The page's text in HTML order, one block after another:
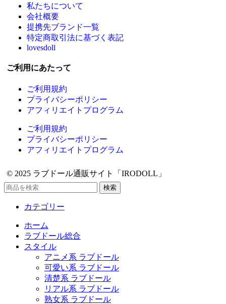
私たちについて
会社概要
提携先ブランド一覧
特定商取引法に基づく表記
lovesdoll
ご利用にあたって
ご利用規約
プライバシーポリシー
アフィリエイトプログラム
ご利用規約
プライバシーポリシー
アフィリエイトプログラム
© 2025 ラブドール通販サイト「IRODOLL」
検索
カテゴリー
ホーム
ラブドール総合
スタイル
アニメ系 ラブドール
可愛い系 ラブドール
清楚系 ラブドール
リアル系 ラブドール
熟女系 ラブドール